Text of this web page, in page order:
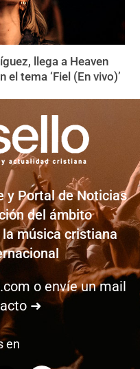
llega a Heaven
tema ‘Fiel (En vivo)’
y Portal de Noticias
del ámbito
música cristiana
o envíe un mail
➜
en